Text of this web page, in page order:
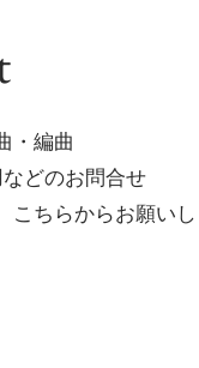
・編曲
どのお問合せ
こちらからお願い